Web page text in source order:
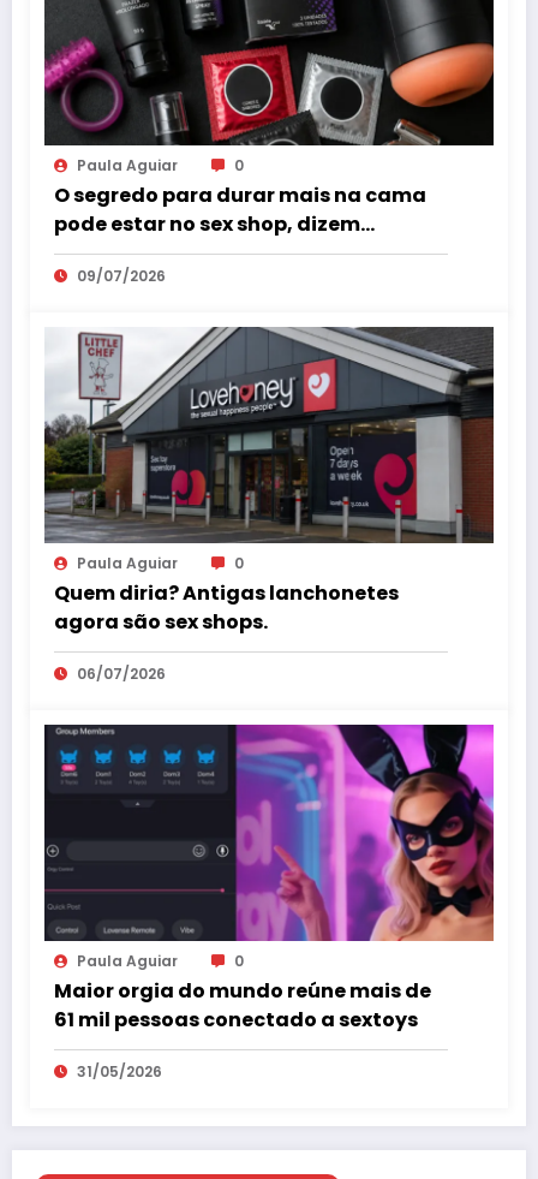
Paula Aguiar 0
O segredo para durar mais na cama
pode estar no sex shop, dizem
especialistas em saúde sexual
09/07/2026
Paula Aguiar 0
Quem diria? Antigas lanchonetes
agora são sex shops.
06/07/2026
Paula Aguiar 0
Maior orgia do mundo reúne mais de
61 mil pessoas conectado a sextoys
31/05/2026